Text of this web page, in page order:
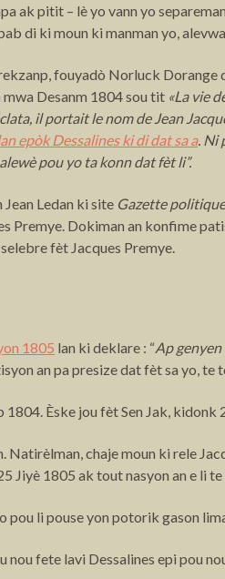
ak pitit – lè yo vann yo
di ki moun ki manman yo,
fouyadò Norluck Dorange
Desanm 1804 sou tit «La vie
il portait le nom de Jean
epòk Dessalines ki di dat sa a. Ni
pou yo ta konn dat fèt li”.
Ledan ki site Gazette
Premye. Dokiman an konfime
fèt Jacques Premye.
1805 lan ki deklare : “Ap
an pa presize dat fèt sa yo, te
Èske jou fèt Sen Jak, kidonk
chaje moun ki rele
1805 ak tout nasyon an e li
li pouse yon potorik gason
fete lavi Dessalines epi pou